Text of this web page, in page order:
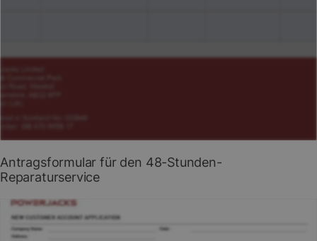
Antragsformular für den 48-Stunden-
Reparaturservice